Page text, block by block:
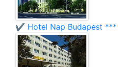
✔️ Hotel Nap Budapest ***